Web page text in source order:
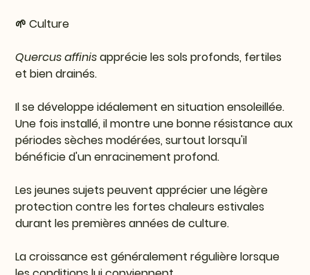
🌱 Culture
Quercus affinisapprécie les sols profonds, fertiles
et bien drainés.
Il se développe idéalement en situation ensoleillée.
Une fois installé, il montre une bonne résistance aux
périodes sèches modérées, surtout lorsqu'il
bénéficie d'un enracinement profond.
Les jeunes sujets peuvent apprécier une légère
protection contre les fortes chaleurs estivales
durant les premières années de culture.
La croissance est généralement régulière lorsque